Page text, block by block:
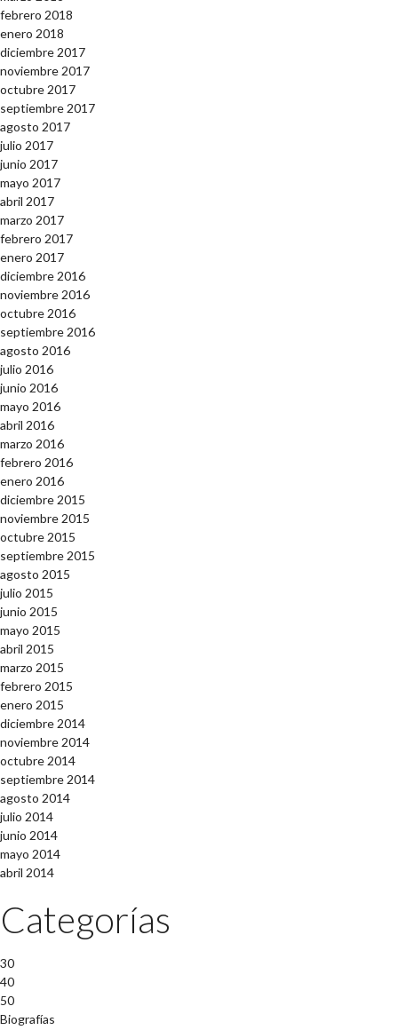
febrero 2018
enero 2018
diciembre 2017
noviembre 2017
octubre 2017
septiembre 2017
agosto 2017
julio 2017
junio 2017
mayo 2017
abril 2017
marzo 2017
febrero 2017
enero 2017
diciembre 2016
noviembre 2016
octubre 2016
septiembre 2016
agosto 2016
julio 2016
junio 2016
mayo 2016
abril 2016
marzo 2016
febrero 2016
enero 2016
diciembre 2015
noviembre 2015
octubre 2015
septiembre 2015
agosto 2015
julio 2015
junio 2015
mayo 2015
abril 2015
marzo 2015
febrero 2015
enero 2015
diciembre 2014
noviembre 2014
octubre 2014
septiembre 2014
agosto 2014
julio 2014
junio 2014
mayo 2014
abril 2014
Categorías
30
40
50
Biografías